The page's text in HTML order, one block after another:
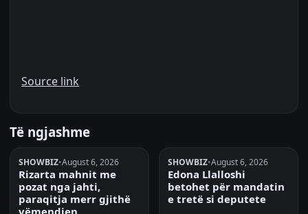
Source link
Të ngjashme
SHOWBIZ•August 6, 2026
Rizarta mahnit me
pozat nga jahti,
paraqitja merr gjithë
vëmendjen
SHOWBIZ•August 6, 2026
Edona Llalloshi
betohet për mandatin
e tretë si deputete